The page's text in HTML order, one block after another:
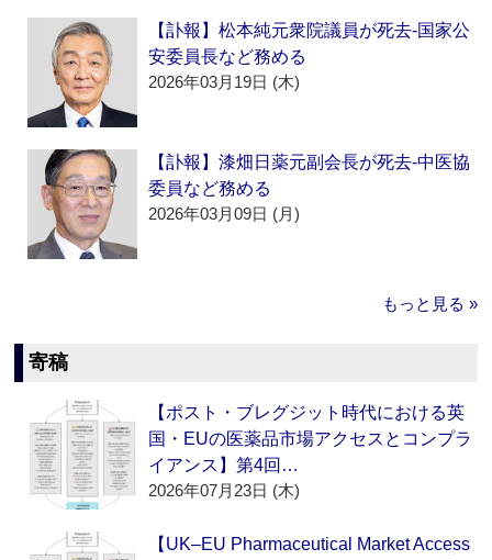
【訃報】松本純元衆院議員が死去‐国家公
安委員長など務める
2026年03月19日 (木)
【訃報】漆畑日薬元副会長が死去‐中医協
委員など務める
2026年03月09日 (月)
もっと見る »
寄稿
【ポスト・ブレグジット時代における英
国・EUの医薬品市場アクセスとコンプラ
イアンス】第4回…
2026年07月23日 (木)
【UK–EU Pharmaceutical Market Access